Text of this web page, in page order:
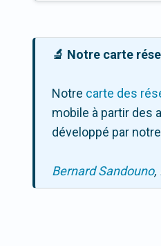
🔬 Notre carte
Notre carte des
mobile à partir des
développé par
Bernard Sandouno,